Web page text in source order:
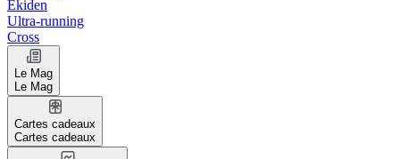
Ekiden
Ultra-running
Cross
Le Mag
Le Mag
Cartes cadeaux
Cartes cadeaux